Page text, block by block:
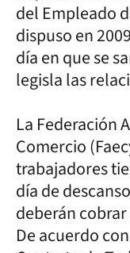
del Empleado
dispuso en
día en que se
legisla las
La Federación
Comercio
trabajadores
día de
deberán
De acuerdo